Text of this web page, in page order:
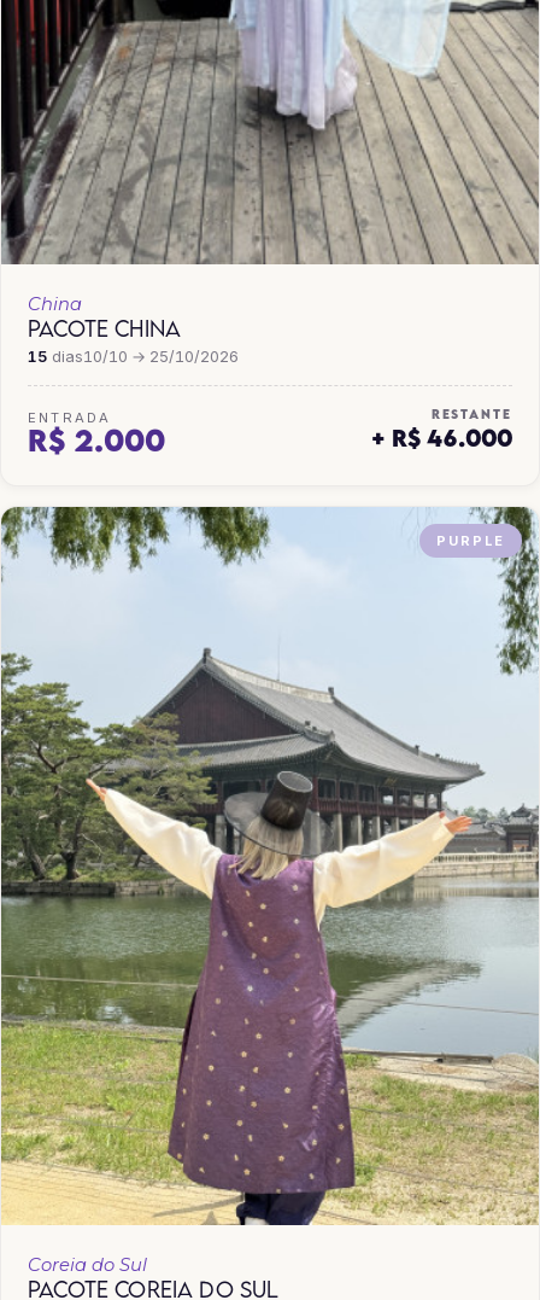
China
PACOTE CHINA
15 dias10/10 → 25/10/2026
ENTRADA
R$ 2.000
RESTANTE
+ R$ 46.000
PURPLE
Coreia do Sul
PACOTE COREIA DO SUL